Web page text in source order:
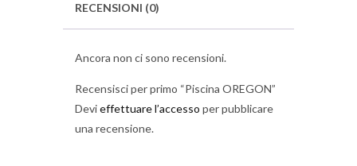
RECENSIONI (0)
Ancora non ci sono recensioni.
Recensisci per primo “Piscina OREGON”
Devieffettuare l’accesso per pubblicare
una recensione.